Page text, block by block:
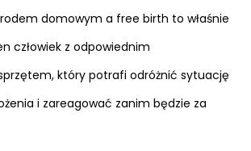
domowym a free birth to właśnie
człowiek z odpowiednim
który potrafi odróżnić sytuację
i zareagować zanim będzie za